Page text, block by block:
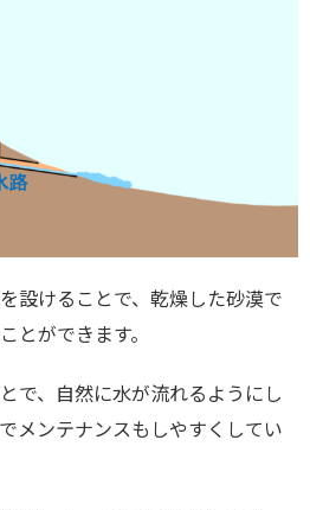
設けることで、乾燥した砂漠で
とができます。
で、自然に水が流れるようにし
メンテナンスもしやすくしてい